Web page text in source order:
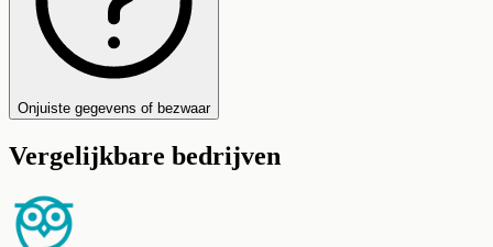
Onjuiste gegevens of bezwaar
Vergelijkbare bedrijven